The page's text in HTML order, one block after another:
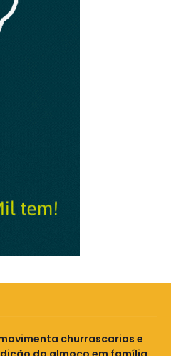
churrascarias e